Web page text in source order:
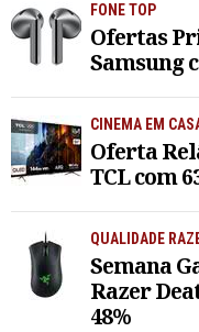
FONE TOP
Ofertas
Samsung
CINEMA EM
Oferta
TCL com
QUALIDADE
Semana
Razer
48%